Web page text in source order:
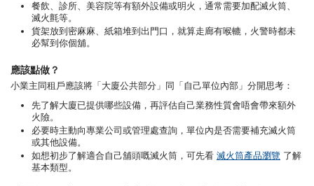
餐飲、診所、美容院等有額外設備或明火，通常需要加配滅火筒、
滅火氈等。
貨架放到密麻麻、紙箱堆到出門口，就算走廊有喉轆，火警時都未
必幫到你個舖。
應該點做？
小業主同租戶應該將「大廈公共部分」同「自己單位內部」分開思考：
先了解大廈已提供哪些設備，再評估自己業務性質會唔會帶來額外
火險。
必要時主動向專業公司或管理處查詢，單位內是否需要補充滅火筒
或其他設備。
如想初步了解適合自己舖頭嘅滅火筒，可先看 滅火筒產品瀏覽 了解
基本類型。